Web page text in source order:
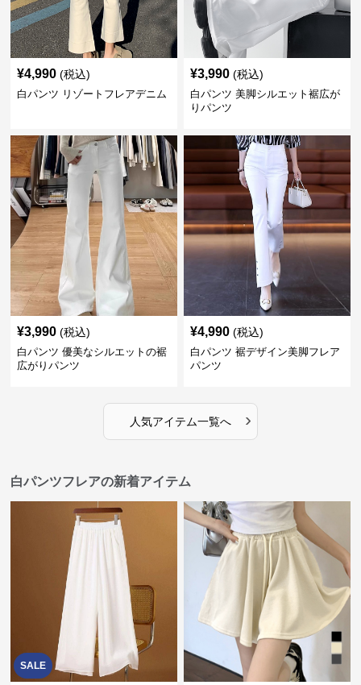
¥4,990 (税込)
白パンツ リゾートフレアデニム
¥3,990 (税込)
白パンツ 美脚シルエット裾広が
りパンツ
¥3,990 (税込)
白パンツ 優美なシルエットの裾
広がりパンツ
¥4,990 (税込)
白パンツ 裾デザイン美脚フレア
パンツ
人気アイテム一覧へ ›
白パンツフレアの新着アイテム
SALE